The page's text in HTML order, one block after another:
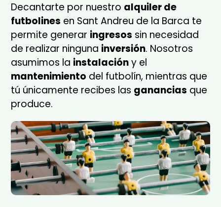
Decantarte por nuestro alquiler de
futbolines en Sant Andreu de la Barca te
permite generar ingresos sin necesidad
de realizar ninguna inversión. Nosotros
asumimos la instalacióny el
mantenimiento del futbolín, mientras que
tú únicamente recibes las ganancias que
produce.